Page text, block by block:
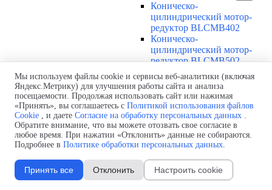
Коническо-
цилиндрический мотор-
редуктор BLCMB402
Коническо-
цилиндрический мотор-
редуктор BLCMB502
Коническо-цилиндрические
мотор-редукторы NDCMB
Коническо-
цилиндрический мотор-
редуктор NDCMB 120/402
Коническо-
цилиндрический мотор-
редуктор NDCMB 120/502
Коническо-
цилиндрический мотор-
редуктор NDCMB 120/633
Мы используем файлы cookie и сервисы веб-аналитики (включая
Яндекс.Метрику) для улучшения работы сайта и анализа
посещаемости. Продолжая использовать сайт или нажимая
«Принять», вы соглашаетесь с Политикой использования файлов
Cookie , и даете Согласие на обработку персональных данных .
Обратите внимание, что вы можете отозвать свое согласие в
любое время. При нажатии «Отклонить» данные не собираются.
Подробнее в Политике обработки персональных данных.
Принять все Отклонить Настроить cookie